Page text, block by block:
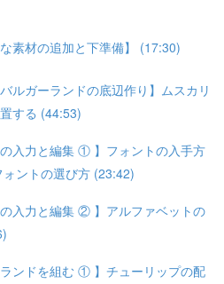
素材の追加と下準備】 (17:30)
ルガーランドの底辺作り】ムスカリ
する (44:53)
入力と編集 ① 】フォントの入手方
ントの選び方 (23:42)
入力と編集 ② 】アルファベットの
ンドを組む ① 】チューリップの配